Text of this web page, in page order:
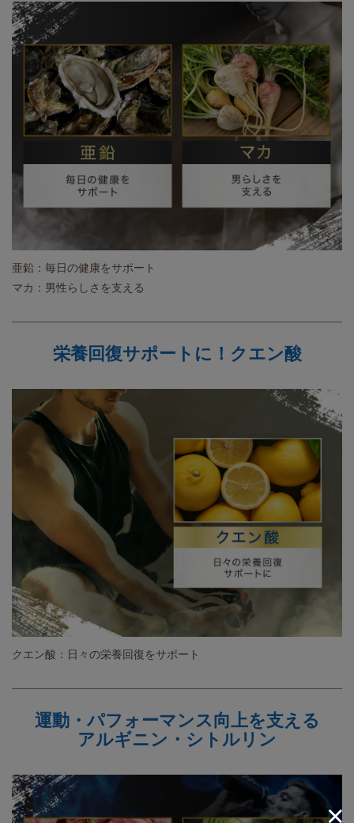
亜鉛：毎日の健康をサポート
マカ：男性らしさを支える
栄養回復サポートに！クエン酸
クエン酸：日々の栄養回復をサポート
運動・パフォーマンス向上を支える
アルギニン・シトルリン